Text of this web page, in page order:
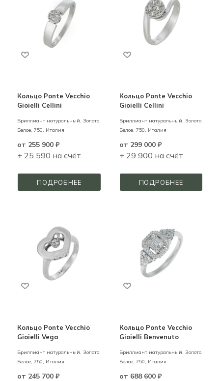
Кольцо Ponte Vecchio
Gioielli Cellini
Бриллиант натуральный, Золото,
Белое, 750, Италия
от 255 900 ₽
+ 25 590 на счёт
ПОДРОБНЕЕ
Кольцо Ponte Vecchio
Gioielli Cellini
Бриллиант натуральный, Золото,
Белое, 750, Италия
от 299 000 ₽
+ 29 900 на счёт
ПОДРОБНЕЕ
Кольцо Ponte Vecchio
Gioielli Vega
Бриллиант натуральный, Золото,
Белое, 750, Италия
от 245 700 ₽
Кольцо Ponte Vecchio
Gioielli Benvenuto
Бриллиант натуральный, Золото,
Белое, 750, Италия
от 688 600 ₽